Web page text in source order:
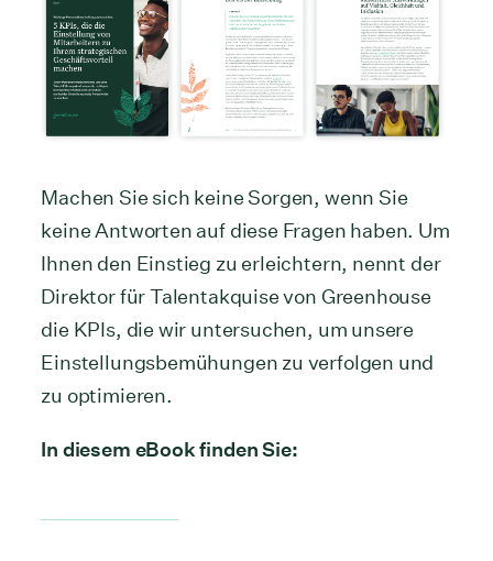
Machen Sie sich keine Sorgen, wenn Sie
keine Antworten auf diese Fragen haben. Um
Ihnen den Einstieg zu erleichtern, nennt der
Direktor für Talentakquise von Greenhouse
die KPIs, die wir untersuchen, um unsere
Einstellungsbemühungen zu verfolgen und
zu optimieren.
In diesem eBook finden Sie: